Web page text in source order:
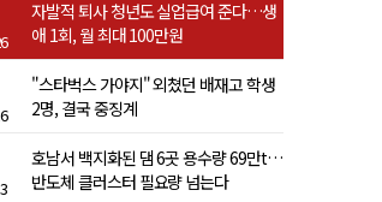
자발적 퇴사 청년도 실업급여 준다…생
애 1회, 월 최대 100만원
"스타벅스 가야지" 외쳤던 배재고 학생
2명, 결국 중징계
호남서 백지화된 댐 6곳 용수량 69만t…
반도체 클러스터 필요량 넘는다